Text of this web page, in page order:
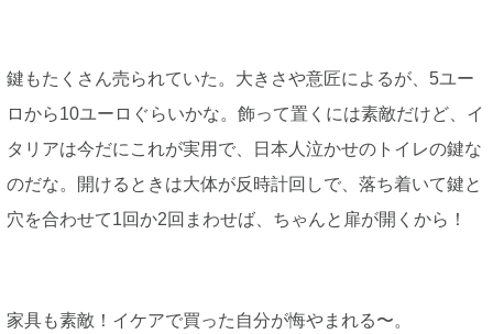
鍵もたくさん売られていた。大きさや意匠によるが、5ユー
ロから10ユーロぐらいかな。飾って置くには素敵だけど、イ
タリアは今だにこれが実用で、日本人泣かせのトイレの鍵な
のだな。開けるときは大体が反時計回しで、落ち着いて鍵と
穴を合わせて1回か2回まわせば、ちゃんと扉が開くから！
家具も素敵！イケアで買った自分が悔やまれる〜。